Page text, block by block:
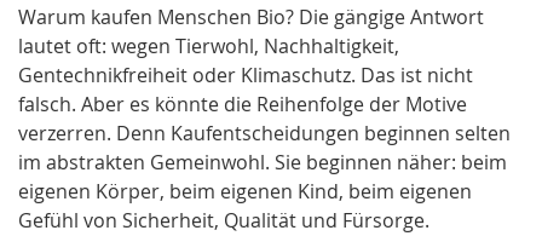
Warum kaufen Menschen Bio? Die gängige Antwort
lautet oft: wegen Tierwohl, Nachhaltigkeit,
Gentechnikfreiheit oder Klimaschutz. Das ist nicht
falsch. Aber es könnte die Reihenfolge der Motive
verzerren. Denn Kaufentscheidungen beginnen selten
im abstrakten Gemeinwohl. Sie beginnen näher: beim
eigenen Körper, beim eigenen Kind, beim eigenen
Gefühl von Sicherheit, Qualität und Fürsorge.